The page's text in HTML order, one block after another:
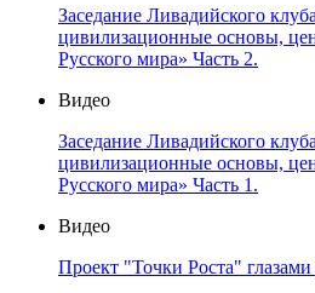
Заседание Ливадийского
цивилизационные основы,
Русского мира» Часть 2.
Видео
Заседание Ливадийского
цивилизационные основы,
Русского мира» Часть 1.
Видео
Проект "Точки Роста" глазами